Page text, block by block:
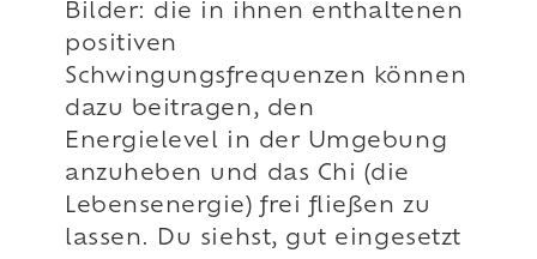
Bilder: die in ihnen enthaltenen
positiven
Schwingungsfrequenzen können
dazu beitragen, den
Energielevel in der Umgebung
anzuheben und das Chi (die
Lebensenergie) frei fließen zu
lassen. Du siehst, gut eingesetzt